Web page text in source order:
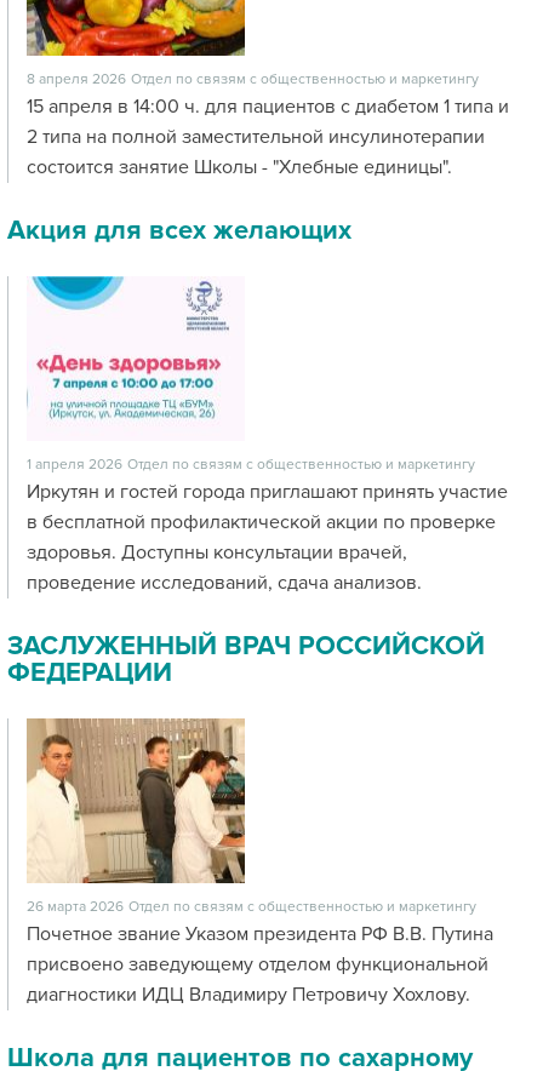
8 апреля 2026 Отдел по связям с общественностью и маркетингу
15 апреля в 14:00 ч. для пациентов с диабетом 1 типа и
2 типа на полной заместительной инсулинотерапии
состоится занятие Школы - "Хлебные единицы".
Акция для всех желающих
1 апреля 2026 Отдел по связям с общественностью и маркетингу
Иркутян и гостей города приглашают принять участие
в бесплатной профилактической акции по проверке
здоровья. Доступны консультации врачей,
проведение исследований, сдача анализов.
ЗАСЛУЖЕННЫЙ ВРАЧ РОССИЙСКОЙ
ФЕДЕРАЦИИ
26 марта 2026 Отдел по связям с общественностью и маркетингу
Почетное звание Указом президента РФ В.В. Путина
присвоено заведующему отделом функциональной
диагностики ИДЦ Владимиру Петровичу Хохлову.
Школа для пациентов по сахарному